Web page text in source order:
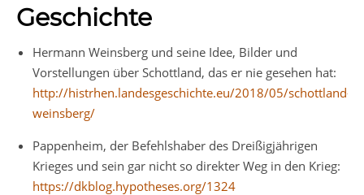
Geschichte
Hermann Weinsberg und seine Idee, Bilder und
Vorstellungen über Schottland, das er nie gesehen hat:
http://histrhen.landesgeschichte.eu/2018/05/schottland-
weinsberg/
Pappenheim, der Befehlshaber des Dreißigjährigen
Krieges und sein gar nicht so direkter Weg in den Krieg:
https://dkblog.hypotheses.org/1324